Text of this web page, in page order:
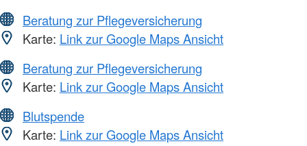
Beratung zur Pflegeversicherung
Karte: Link zur Google Maps Ansicht
Beratung zur Pflegeversicherung
Karte: Link zur Google Maps Ansicht
Blutspende
Karte: Link zur Google Maps Ansicht